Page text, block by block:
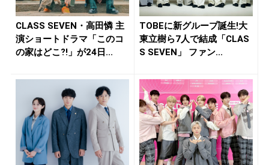
CLASS SEVEN・高田憐 主
演ショートドラマ「このコ
の家はどこ⁈」が24日...
TOBEに新グループ誕生!大
東立樹ら7人で結成「CLAS
S SEVEN」 ファン...